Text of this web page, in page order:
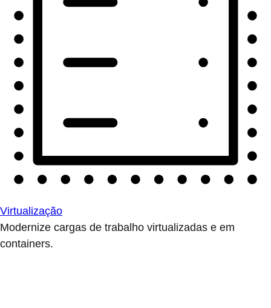
Virtualização
Modernize cargas de trabalho virtualizadas e em
containers.